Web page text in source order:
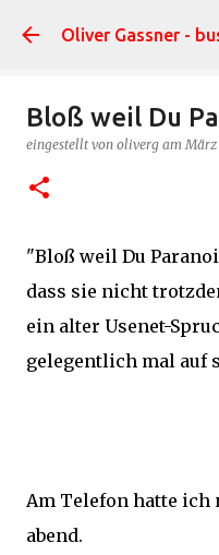
Direkt
Oliver Gassner -
Bloß weil Du
eingestellt von oliverg am
"Bloß weil Du
dass sie nicht
ein alter Usenet-
gelegentlich mal auf
Am Telefon hatte ich
abend.